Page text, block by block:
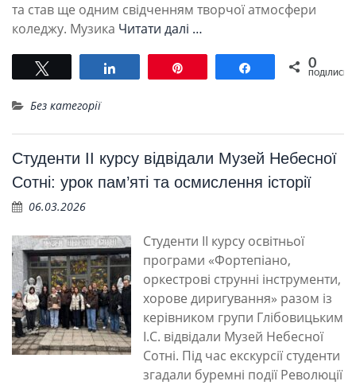
та став ще одним свідченням творчої атмосфери
коледжу. Музика Читати далі …
Поділитися Поділитися
0
ПОДІЛИСЬ
Без категорії
Студенти ІІ курсу відвідали Музей Небесної
Сотні: урок пам’яті та осмислення історії
06.03.2026
Студенти ІІ курсу освітньої
програми «Фортепіано,
оркестрові струнні інструменти,
хорове диригування» разом із
керівником групи Глібовицьким
І.С. відвідали Музей Небесної
Сотні. Під час екскурсії студенти
згадали буремні події Революції